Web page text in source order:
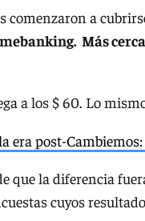
comenzaron a
Más
a los $ 60. Lo
era post-
que la diferencia
cuyos